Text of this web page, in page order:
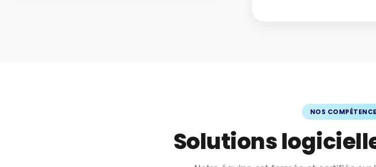
NOS
Solutions